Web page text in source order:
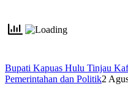
Bupati Kapuas Hulu Tinjau
Pemerintahan dan Politik2